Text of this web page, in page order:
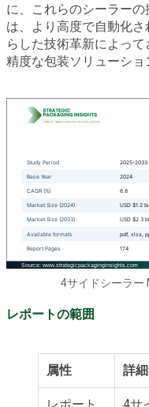
に、これらのシーラー
は、より高度で自動化
らした技術革新によっ
精度な包装ソリューショ
4サイドシーラー
レポートの範囲
属性 詳細
レポート
4サ